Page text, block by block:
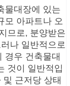
물대장에 있는
모 아파트나 오
므로, 분양받은
나 일반적으로
경우 건축물대
것이 일반적입
근저당 상태